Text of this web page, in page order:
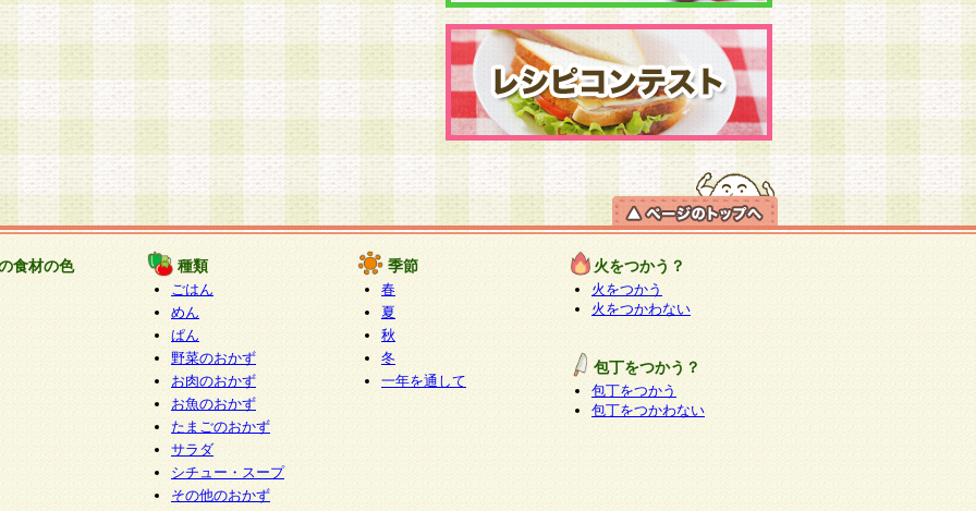
食材の色 種類
ごはん
めん
ぱん
野菜のおかず
お肉のおかず
お魚のおかず
たまごのおかず
サラダ
シチュー・スープ
その他のおかず
季節
春
夏
秋
冬
一年を通して
火をつかう？
火をつかう
火をつかわない
包丁をつかう？
包丁をつかう
包丁をつかわない